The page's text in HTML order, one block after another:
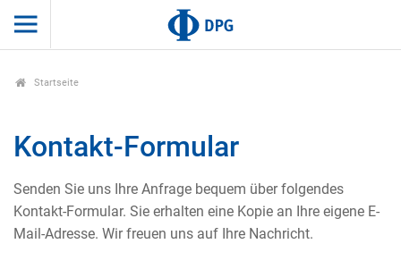
Startseite
Kontakt-Formular
Senden Sie uns Ihre Anfrage bequem über folgendes
Kontakt-Formular. Sie erhalten eine Kopie an Ihre eigene E-
Mail-Adresse. Wir freuen uns auf Ihre Nachricht.